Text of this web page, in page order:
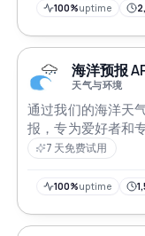
100%uptime
海洋预报
天气与环境
通过我们的海洋天
报，专为爱好者和
7 天免费试用
100%uptime